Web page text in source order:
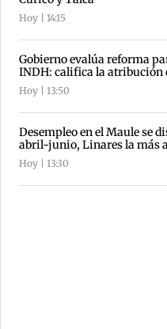
Hoy | 14:15
Gobierno evalúa reforma
INDH: califica la atribución
Hoy | 13:50
Desempleo en el Maule se
abril-junio, Linares la más
Hoy | 13:30